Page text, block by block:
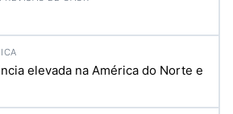
elevada na América do Norte e